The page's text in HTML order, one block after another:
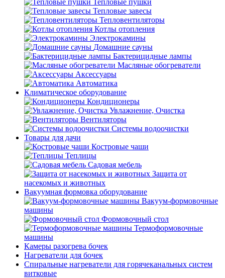
Тепловые пушки
Тепловые завесы
Тепловентиляторы
Котлы отопления
Электрокамины
Домашние сауны
Бактерицидные лампы
Масляные обогреватели
Аксессуары
Автоматика
Климатическое оборудование
Кондиционеры
Увлажнение, Очистка
Вентиляторы
Системы водоочистки
Товары для дачи
Костровые чаши
Теплицы
Садовая мебель
Защита от
насекомых и животных
Вакуумная формовка оборудование
Вакуум-формовочные
машины
Формовочный стол
Термоформовочные
машины
Камеры разогрева бочек
Нагреватели для бочек
Спиральные нагреватели для горячеканальных систем
витковые